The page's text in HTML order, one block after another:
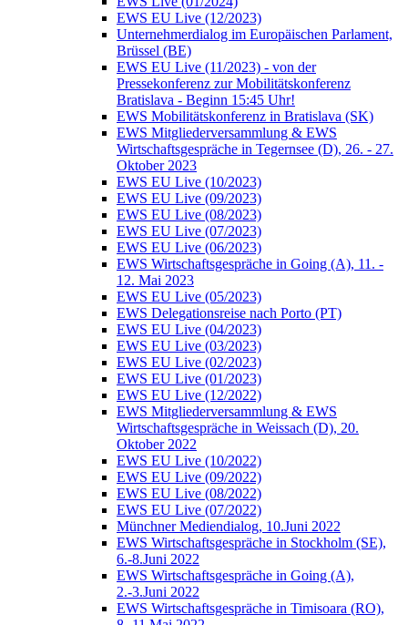
EWS EU Live (12/2023)
Unternehmerdialog im Europäischen Parlament,
Brüssel (BE)
EWS EU Live (11/2023) - von der
Pressekonferenz zur Mobilitätskonferenz
Bratislava - Beginn 15:45 Uhr!
EWS Mobilitätskonferenz in Bratislava (SK)
EWS Mitgliederversammlung & EWS
Wirtschaftsgespräche in Tegernsee (D), 26. - 27.
Oktober 2023
EWS EU Live (10/2023)
EWS EU Live (09/2023)
EWS EU Live (08/2023)
EWS EU Live (07/2023)
EWS EU Live (06/2023)
EWS Wirtschaftsgespräche in Going (A), 11. -
12. Mai 2023
EWS EU Live (05/2023)
EWS Delegationsreise nach Porto (PT)
EWS EU Live (04/2023)
EWS EU Live (03/2023)
EWS EU Live (02/2023)
EWS EU Live (01/2023)
EWS EU Live (12/2022)
EWS Mitgliederversammlung & EWS
Wirtschaftsgespräche in Weissach (D), 20.
Oktober 2022
EWS EU Live (10/2022)
EWS EU Live (09/2022)
EWS EU Live (08/2022)
EWS EU Live (07/2022)
Münchner Mediendialog, 10.Juni 2022
EWS Wirtschaftsgespräche in Stockholm (SE),
6.-8.Juni 2022
EWS Wirtschaftsgespräche in Going (A),
2.-3.Juni 2022
EWS Wirtschaftsgespräche in Timisoara (RO),